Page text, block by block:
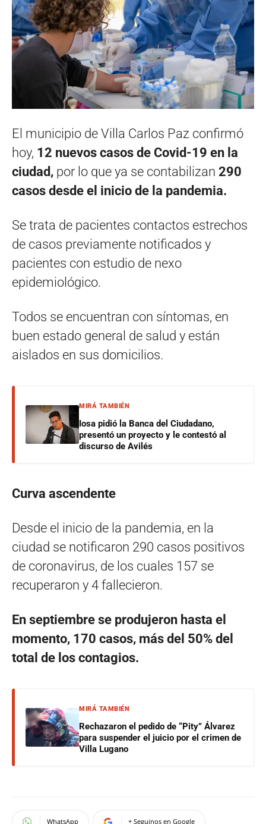
El municipio de Villa Carlos Paz confirmó
hoy, 12 nuevos casos de Covid-19 en la
ciudad, por lo que ya se contabilizan 290
casos desde el inicio de la pandemia.
Se trata de pacientes contactos estrechos
de casos previamente notificados y
pacientes con estudio de nexo
epidemiológico.
Todos se encuentran con síntomas, en
buen estado general de salud y están
aislados en sus domicilios.
MIRÁ TAMBIÉN
Iosa pidió la Banca del Ciudadano,
presentó un proyecto y le contestó al
discurso de Avilés
Curva ascendente
Desde el inicio de la pandemia, en la
ciudad se notificaron 290 casos positivos
de coronavirus, de los cuales 157 se
recuperaron y 4 fallecieron.
En septiembre se produjeron hasta el
momento, 170 casos, más del 50% del
total de los contagios.
MIRÁ TAMBIÉN
Rechazaron el pedido de “Pity” Álvarez
para suspender el juicio por el crimen de
Villa Lugano
WhatsApp + Seguinos en Google